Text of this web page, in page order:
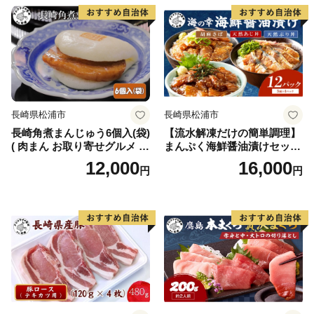
長崎県松浦市
長崎角煮まんじゅう6個入(袋)
( 肉まん お取り寄せグルメ 長
崎 送料無料 角煮 個包装 冷凍
角煮まん )【B2-221】
12,000円
長崎県松浦市
【流水解凍だけの簡単調理】
まんぷく海鮮醤油漬けセット
各4パック( アジ サバ ブリ 天
然 あじ さば ぶり 海鮮丼 流
ック セット 国産 ギフト 長崎
県 松浦市 )【B6-046】
16,000円